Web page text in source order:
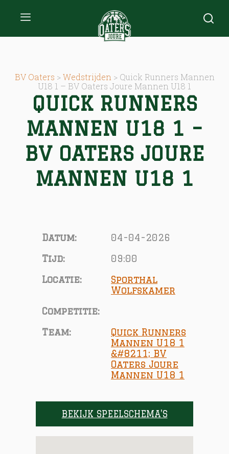
BV Oaters >Wedstrijden > Quick Runners Mannen
U18 1 – BV Oaters Joure Mannen U18 1
QUICK RUNNERS
MANNEN U18 1 –
BV OATERS JOURE
MANNEN U18 1
Datum: 04-04-2026
Tijd: 09:00
Locatie:
Sporthal
Wolfskamer
Competitie:
Team:
Quick Runners
Mannen U18 1
&#8211; BV
Oaters Joure
Mannen U18 1
BEKIJK SPEELSCHEMA'S